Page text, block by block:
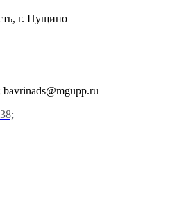
г. Пущино